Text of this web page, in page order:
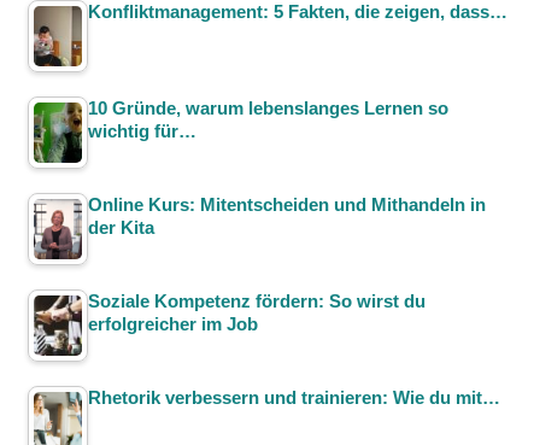
Konfliktmanagement: 5 Fakten, die zeigen, dass…
10 Gründe, warum lebenslanges Lernen so
wichtig für…
Online Kurs: Mitentscheiden und Mithandeln in
der Kita
Soziale Kompetenz fördern: So wirst du
erfolgreicher im Job
Rhetorik verbessern und trainieren: Wie du mit…